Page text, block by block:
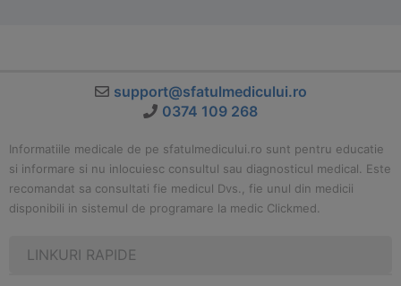
support@sfatulmedicului.ro
0374 109 268
Informatiile medicale de pe sfatulmedicului.ro sunt pentru educatie
si informare si nu inlocuiesc consultul sau diagnosticul medical. Este
recomandat sa consultati fie medicul Dvs., fie unul din medicii
disponibili in sistemul de programare la medic Clickmed.
LINKURI RAPIDE